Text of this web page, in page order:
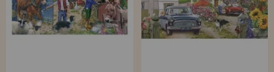
Je veux m'enregistrer en tant que
nouveau distributeur